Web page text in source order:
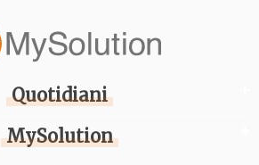
Quotidiani
MySolution